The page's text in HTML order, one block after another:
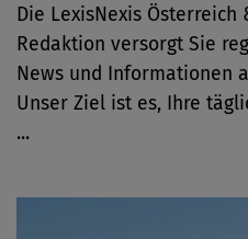
Die LexisNexis Österreich
Redaktion versorgt Sie
News und Informationen
Unser Ziel ist es, Ihre
...